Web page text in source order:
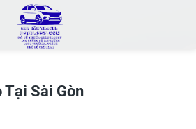
Tại Sài Gòn